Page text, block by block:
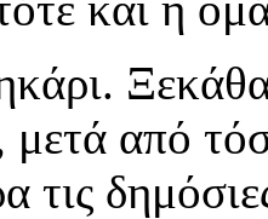
από
τις